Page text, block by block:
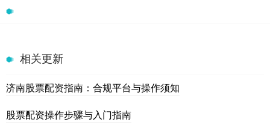
相关更新
济南股票配资指南：合规平台与操作须知
股票配资操作步骤与入门指南